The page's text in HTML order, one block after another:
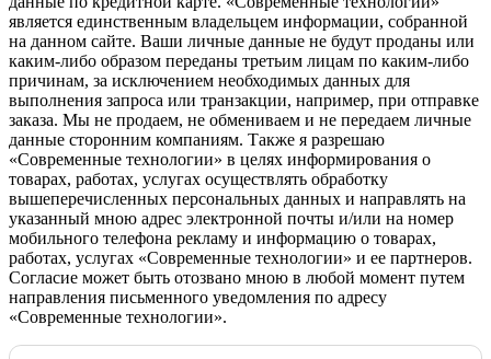
является единственным владельцем информации, собранной
на данном сайте. Ваши личные данные не будут проданы или
каким-либо образом переданы третьим лицам по каким-либо
причинам, за исключением необходимых данных для
выполнения запроса или транзакции, например, при отправке
заказа. Мы не продаем, не обмениваем и не передаем личные
данные сторонним компаниям. Также я разрешаю
«Современные технологии» в целях информирования о
товарах, работах, услугах осуществлять обработку
вышеперечисленных персональных данных и направлять на
указанный мною адрес электронной почты и/или на номер
мобильного телефона рекламу и информацию о товарах,
работах, услугах «Современные технологии» и ее партнеров.
Согласие может быть отозвано мною в любой момент путем
направления письменного уведомления по адресу
«Современные технологии».